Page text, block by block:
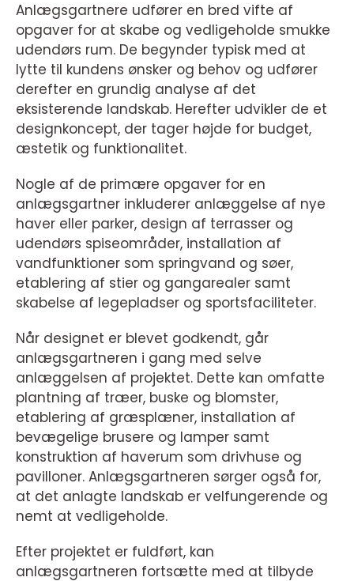
Anlægsgartnere udfører en bred vifte af
opgaver for at skabe og vedligeholde smukke
udendørs rum. De begynder typisk med at
lytte til kundens ønsker og behov og udfører
derefter en grundig analyse af det
eksisterende landskab. Herefter udvikler de et
designkoncept, der tager højde for budget,
æstetik og funktionalitet.
Nogle af de primære opgaver for en
anlægsgartner inkluderer anlæggelse af nye
haver eller parker, design af terrasser og
udendørs spiseområder, installation af
vandfunktioner som springvand og søer,
etablering af stier og gangarealer samt
skabelse af legepladser og sportsfaciliteter.
Når designet er blevet godkendt, går
anlægsgartneren i gang med selve
anlæggelsen af projektet. Dette kan omfatte
plantning af træer, buske og blomster,
etablering af græsplæner, installation af
bevægelige brusere og lamper samt
konstruktion af haverum som drivhuse og
pavilloner. Anlægsgartneren sørger også for,
at det anlagte landskab er velfungerende og
nemt at vedligeholde.
Efter projektet er fuldført, kan
anlægsgartneren fortsætte med at tilbyde